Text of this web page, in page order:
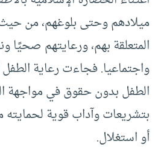
ميلادهم وحتى بلوغهم، من
المتعلقة بهم، ورعايتهم صحيًا
واجتماعيا. فجاءت رعاية الطفل
الطفل بدون حقوق في مواجهة
بتشريعات وآداب قوية
أو استغلال.